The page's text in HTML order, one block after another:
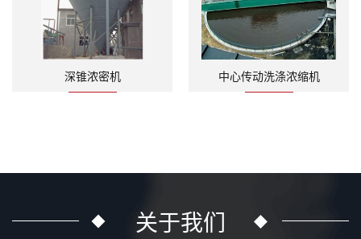
深锥浓密机 中心传动洗涤浓缩机
关于我们